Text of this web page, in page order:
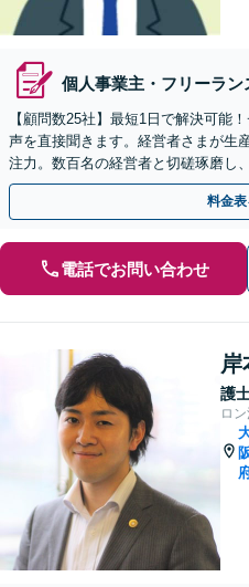
個人事業主・フリーラン
【顧問数25社】最短1日で解決可能
声を直接聞きます。経営者さまが生
注力。数百名の経営者と切磋琢磨し
T業界を中心に多数の対応実績あり
料金
電話でお問い合わせ
岸
護
ロ